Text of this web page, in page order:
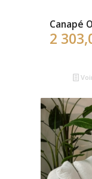
Canapé
2